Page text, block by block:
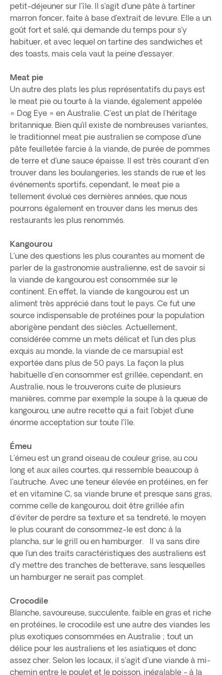
petit-déjeuner sur l’île. Il s’agit d’une pâte à tartiner
marron foncer, faite à base d’extrait de levure. Elle a un
goût fort et salé, qui demande du temps pour s’y
habituer, et avec lequel on tartine des sandwiches et
des toasts, mais cela vaut la peine d’essayer.
Meat pie
Un autre des plats les plus représentatifs du pays est
le meat pie ou tourte à la viande, également appelée
« Dog Eye » en Australie. C'est un plat de l'héritage
britannique. Bien qu’il existe de nombreuses variantes,
le traditionnel meat pie australien se compose d’une
pâte feuilletée farcie à la viande, de purée de pommes
de terre et d’une sauce épaisse. Il est très courant d'en
trouver dans les boulangeries, les stands de rue et les
événements sportifs, cependant, le meat pie a
tellement évolué ces dernières années, que nous
pourrons également en trouver dans les menus des
restaurants les plus renommés.
Kangourou
L'une des questions les plus courantes au moment de
parler de la gastronomie australienne, est de savoir si
la viande de kangourou est consommée sur le
continent. En effet, la viande de kangourou est un
aliment très apprécié dans tout le pays. Ce fut une
source indispensable de protéines pour la population
aborigène pendant des siècles. Actuellement,
considérée comme un mets délicat et l’un des plus
exquis au monde, la viande de ce marsupial est
exportée dans plus de 50 pays. La façon la plus
habituelle d'en consommer est grillée, cependant, en
Australie, nous le trouverons cuite de plusieurs
manières, comme par exemple la soupe à la queue de
kangourou, une autre recette qui a fait l’objet d’une
énorme acceptation sur toute l’île.
Émeu
L'émeu est un grand oiseau de couleur grise, au cou
long et aux ailes courtes, qui ressemble beaucoup à
l'autruche. Avec une teneur élevée en protéines, en fer
et en vitamine C, sa viande brune et presque sans gras,
comme celle de kangourou, doit être grillée afin
d'éviter de perdre sa texture et sa tendreté, le moyen
le plus courant de consommez-le est donc à la
plancha, sur le grill ou en hamburger. Il va sans dire
que l’un des traits caractéristiques des australiens est
d’y mettre des tranches de betterave, sans lesquelles
un hamburger ne serait pas complet.
Crocodile
Blanche, savoureuse, succulente, faible en gras et riche
en protéines, le crocodile est une autre des viandes les
plus exotiques consommées en Australie ; tout un
délice pour les australiens et les asiatiques et donc
assez cher. Selon les locaux, il s'agit d'une viande à mi-
chemin entre le poulet et le poisson, inégalable - à la